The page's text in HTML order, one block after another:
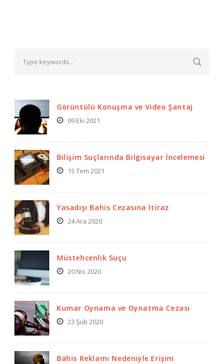
Görüntülü Konuşma ve Video Şantaj
09 Eki 2021
Bilişim Suçlarında Bilgisayar İncelemesi
15 Tem 2021
Yasadışı Bahis Cezasına İtiraz
24 Ara 2020
Müstehcenlik Suçu
20 Nis 2020
Kumar Oynama ve Oynatma Cezası
23 Şub 2020
Bahis Reklamı Nedeniyle Erişim